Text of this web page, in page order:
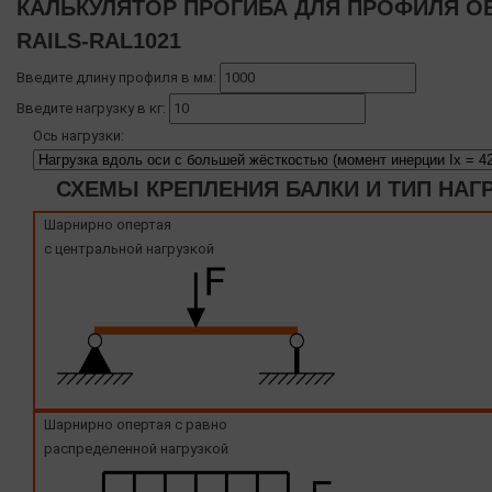
КАЛЬКУЛЯТОР ПРОГИБА ДЛЯ ПРОФИЛЯ
RAILS-RAL1021
Введите длину профиля в мм:
Введите нагрузку в кг:
Ось нагрузки:
СХЕМЫ КРЕПЛЕНИЯ БАЛКИ И ТИП
Шарнирно опертая
с центральной нагрузкой
Шарнирно опертая с равно
распределенной нагрузкой